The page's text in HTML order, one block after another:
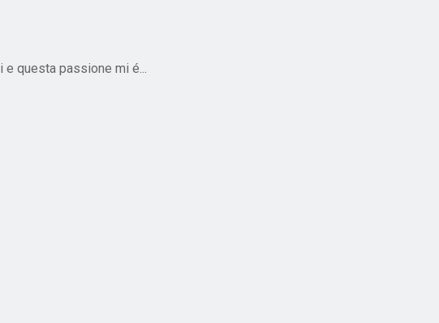
questa passione mi é...